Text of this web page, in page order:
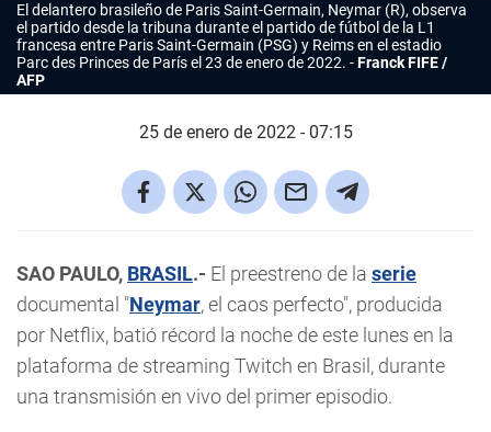
El delantero brasileño de Paris Saint-Germain, Neymar (R), observa
el partido desde la tribuna durante el partido de fútbol de la L1
francesa entre Paris Saint-Germain (PSG) y Reims en el estadio
Parc des Princes de París el 23 de enero de 2022.
Franck FIFE /
AFP
25 de enero de 2022 - 07:15
SAO PAULO, BRASIL.- El preestreno de la serie
documental "Neymar, el caos perfecto", producida
por Netflix, batió récord la noche de este lunes en la
plataforma de streaming Twitch en Brasil, durante
una transmisión en vivo del primer episodio.